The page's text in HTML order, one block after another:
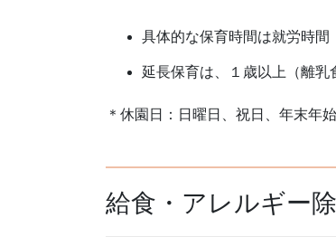
具体的な保育時間は就労時間
延長保育は、１歳以上（離乳
＊休園日：日曜日、祝日、年末年
給食・アレルギー